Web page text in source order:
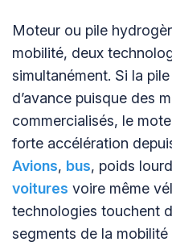
Moteur ou pile
mobilité, deux
simultanément. Si la
d’avance puisque des
commercialisés, le
forte accélération
Avions, bus, poids
voitures voire même
technologies touchent
segments de la